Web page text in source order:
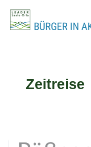
Inhalt
springen
Zeitreise